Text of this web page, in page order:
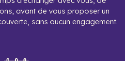
avant de vous proposer un
sans aucun engagement.